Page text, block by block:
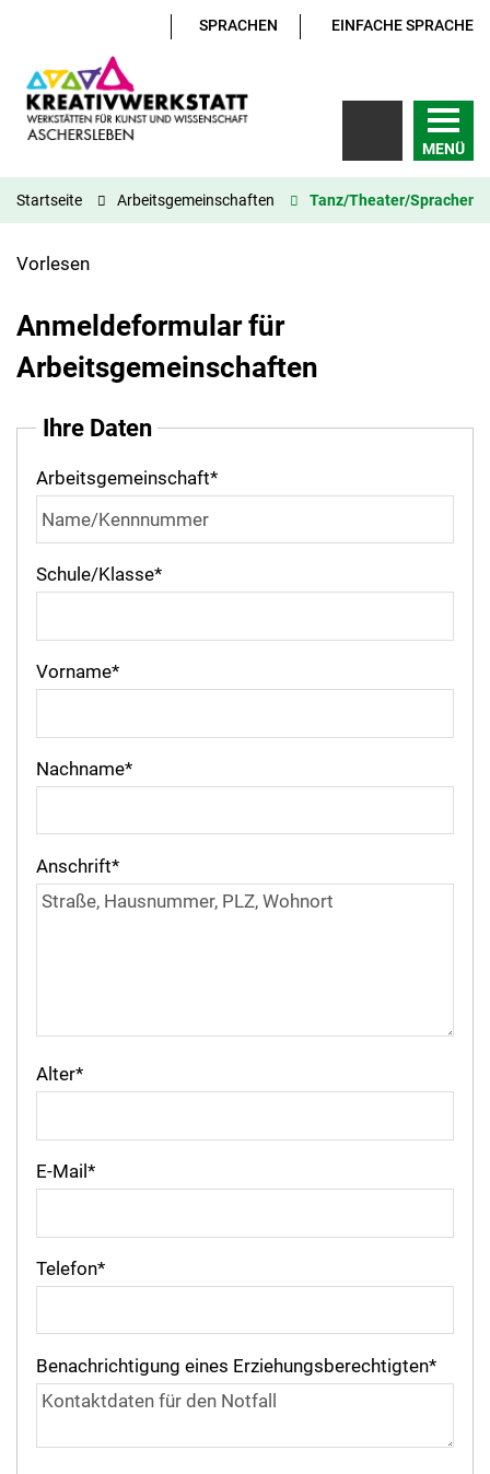
SPRACHEN EINFACHE SPRACHE
MENÜ
Startseite Arbeitsgemeinschaften Tanz/Theater/Sprachen
Vorlesen
Anmeldeformular für
Arbeitsgemeinschaften
Ihre Daten
Arbeitsgemeinschaft*
Schule/Klasse*
Vorname*
Nachname*
Anschrift*
Alter*
E-Mail *
Telefon*
Benachrichtigung eines Erziehungsberechtigten*